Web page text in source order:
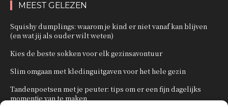
MEEST GELEZEN
Squishy dumplings: waarom je kind er niet vanaf kan blijven
(en wat jij als ouder wilt weten)
Kies de beste sokken voor elk gezinsavontuur
Slim omgaan met kledinguitgaven voor het hele gezin
Tandenpoetsen met je peuter: tips om er een fijn dagelijks
momentje van te maken